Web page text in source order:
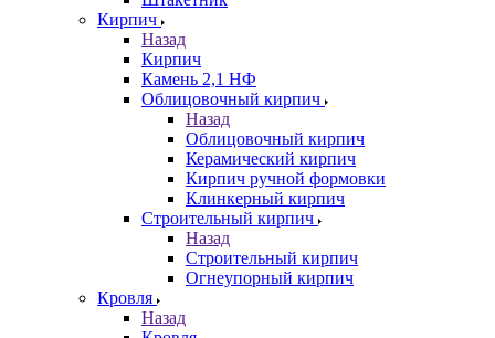
Кирпич
Назад
Кирпич
Камень 2,1 НФ
Облицовочный кирпич
Назад
Облицовочный кирпич
Керамический кирпич
Кирпич ручной формовки
Клинкерный кирпич
Строительный кирпич
Назад
Строительный кирпич
Огнеупорный кирпич
Кровля
Назад